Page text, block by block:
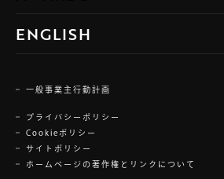
ENGLISH
一般事業主行動計画
プライバシーポリシー
Cookieポリシー
サイトポリシー
ホームページの著作権とリンクについて